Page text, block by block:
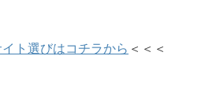
ト選びはコチラから ＜＜＜